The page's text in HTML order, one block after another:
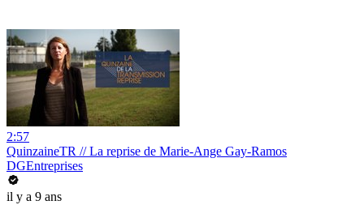
2:57
QuinzaineTR // La reprise de Marie-Ange Gay-Ramos
DGEntreprises
il y a 9 ans